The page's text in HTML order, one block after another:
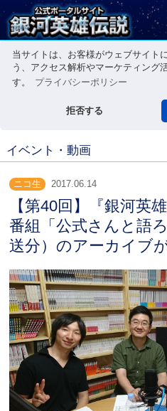
当サイトは、お客様がウェブサイト
う、アクセス解析やマーケティング
す。
プライバシーポリシー
拒否する
イベント・動画
ニコ生 2017.06.14
【第40回】『銀河英
番組「公式さんと語
送分）のアーカイブ